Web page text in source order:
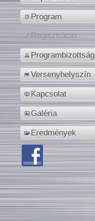
Program
Regisztráció
Programbizottság
Versenyhelyszín
Kapcsolat
Galéria
Eredmények